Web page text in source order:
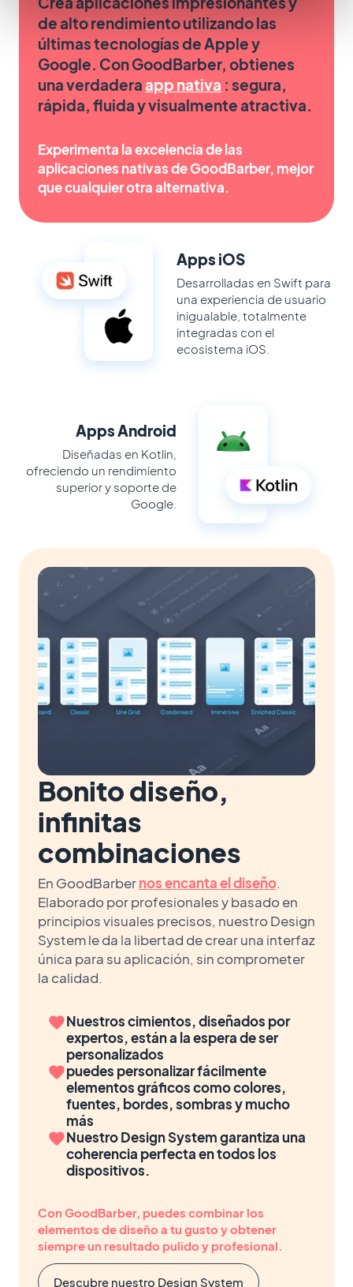
de alto rendimiento utilizando las
últimas tecnologías de Apple y
Google. Con GoodBarber, obtienes
una verdaderaapp nativa : segura,
rápida, fluida y visualmente atractiva.
Experimenta la excelencia de las
aplicaciones nativas de GoodBarber, mejor
que cualquier otra alternativa.
Apps iOS
Desarrolladas en Swift para
una experiencia de usuario
inigualable, totalmente
integradas con el
ecosistema iOS.
Apps Android
Diseñadas en Kotlin,
ofreciendo un rendimiento
superior y soporte de
Google.
Bonito diseño,
infinitas
combinaciones
En GoodBarbernos encanta el diseño.
Elaborado por profesionales y basado en
principios visuales precisos, nuestro Design
System le da la libertad de crear una interfaz
única para su aplicación, sin comprometer
la calidad.
Nuestros cimientos, diseñados por
expertos, están a la espera de ser
personalizados
puedes personalizar fácilmente
elementos gráficos como colores,
fuentes, bordes, sombras y mucho
más
Nuestro Design System garantiza una
coherencia perfecta en todos los
dispositivos.
Con GoodBarber, puedes combinar los
elementos de diseño a tu gusto y obtener
siempre un resultado pulido y profesional.
Descubre nuestro Design System